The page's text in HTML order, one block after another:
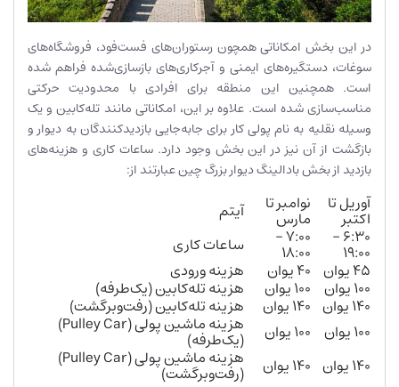
در این بخش امکاناتی همچون رستوران‌های فست‌فود، فروشگاه‌های
سوغات، دستگیره‌های ایمنی و آجرکاری‌های بازسازی‌شده فراهم شده
است. همچنین این منطقه برای افرادی با محدودیت حرکتی
مناسب‌سازی شده است. علاوه بر این، امکاناتی مانند تله‌کابین و یک
وسیله نقلیه به نام پولی کار برای جابه‌جایی بازدیدکنندگان به دیوار و
بازگشت از آن نیز در این بخش وجود دارد. ساعات کاری و هزینه‌های
بازدید از بخش بادالینگ دیوار بزرگ چین عبارتند از:
آوریل تا
اکتبر
نوامبر تا
مارس
آیتم
۶:۳۰ –
۱۹:۰۰
۷:۰۰ –
۱۸:۰۰
ساعات کاری
۴۵ یوان
۴۰ یوان هزینه ورودی
۱۰۰ یوان ۱۰۰ یوان هزینه تله‌کابین (یک‌طرفه)
۱۴۰ یوان ۱۴۰ یوان
هزینه تله‌کابین (رفت‌وبرگشت)
۱۰۰ یوان
۱۰۰ یوان هزینه ماشین پولی (Pulley Car)
(یک‌طرفه)
۱۴۰ یوان
۱۴۰ یوان هزینه ماشین پولی (Pulley Car)
(رفت‌وبرگشت)